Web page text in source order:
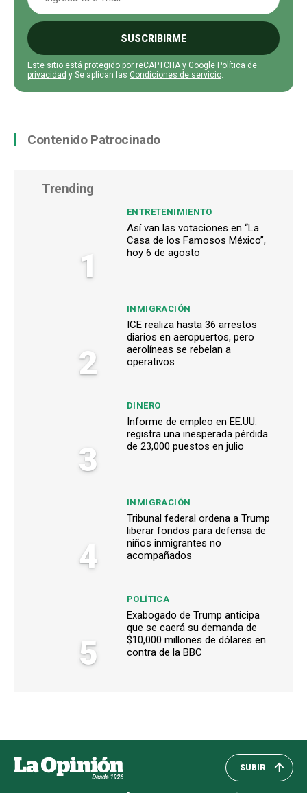
SUSCRIBIRME
Este sitio está protegido por reCAPTCHA y Google Política de
privacidad y Se aplican las Condiciones de servicio.
Contenido Patrocinado
Trending
1
ENTRETENIMIENTO
Así van las votaciones en “La
Casa de los Famosos México”,
hoy 6 de agosto
2
INMIGRACIÓN
ICE realiza hasta 36 arrestos
diarios en aeropuertos, pero
aerolíneas se rebelan a
operativos
3
DINERO
Informe de empleo en EE.UU.
registra una inesperada pérdida
de 23,000 puestos en julio
4
INMIGRACIÓN
Tribunal federal ordena a Trump
liberar fondos para defensa de
niños inmigrantes no
acompañados
5
POLÍTICA
Exabogado de Trump anticipa
que se caerá su demanda de
$10,000 millones de dólares en
contra de la BBC
SUBIR